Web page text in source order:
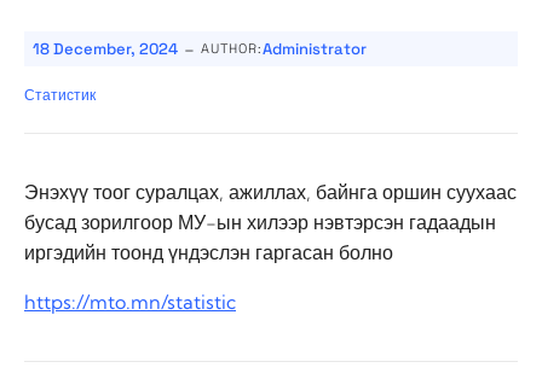
18 December, 2024 - AUTHOR:Administrator
Статистик
Энэхүү тоог суралцах, ажиллах, байнга оршин суухаас
бусад зорилгоор МУ-ын хилээр нэвтэрсэн гадаадын
иргэдийн тоонд үндэслэн гаргасан болно
https://mto.mn/statistic